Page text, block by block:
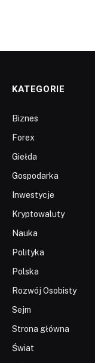
KATEGORIE
Biznes
Forex
Giełda
Gospodarka
Inwestycje
Kryptowaluty
Nauka
Polityka
Polska
Rozwój Osobisty
Sejm
Strona główna
Świat